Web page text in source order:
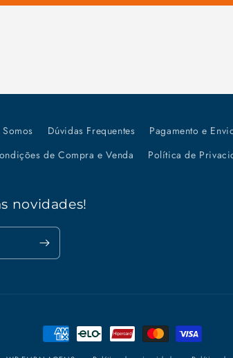
Dúvidas Frequentes Pagamento e
de Compra e Venda
Política de
novidades!
Formas
de